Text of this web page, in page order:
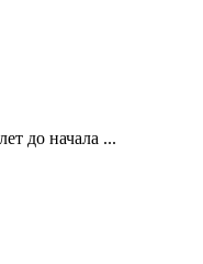
до начала ...